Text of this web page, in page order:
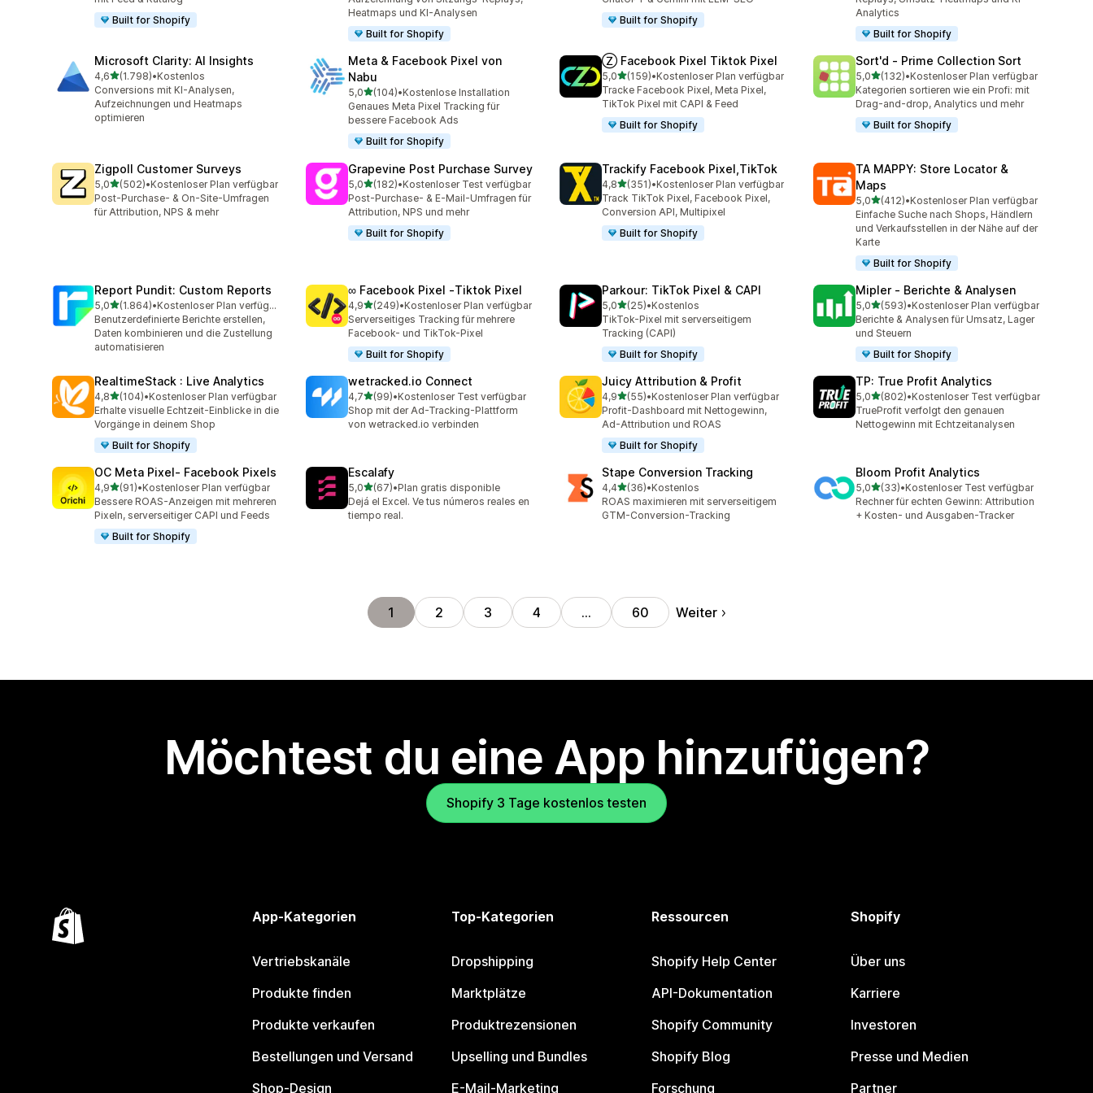
Built for Shopify
Heatmaps und KI-Analysen
Built for Shopify
Built for Shopify
Analytics
Built for Shopify
Microsoft Clarity: AI Insights
4,6von 5 Sternen
(1.798)
1798 Rezensionen insgesamt
•Kostenlos
Conversions mit KI-Analysen,
Aufzeichnungen und Heatmaps
optimieren
Meta & Facebook Pixel von
Nabu
5,0von 5 Sternen
(104)
104 Rezensionen insgesamt
•Kostenlose Installation
Genaues Meta Pixel Tracking für
bessere Facebook Ads
Built for Shopify
Ⓩ Facebook Pixel Tiktok Pixel
5,0von 5 Sternen
(159)
159 Rezensionen insgesamt
•Kostenloser Plan verfügbar
Tracke Facebook Pixel, Meta Pixel,
TikTok Pixel mit CAPI & Feed
Built for Shopify
Sort'd ‑ Prime Collection Sort
5,0von 5 Sternen
(132)
132 Rezensionen insgesamt
•Kostenloser Plan verfügbar
Kategorien sortieren wie ein Profi: mit
Drag-and-drop, Analytics und mehr
Built for Shopify
Zigpoll Customer Surveys
5,0von 5 Sternen
(502)
502 Rezensionen insgesamt
•Kostenloser Plan verfügbar
Post-Purchase- & On-Site-Umfragen
für Attribution, NPS & mehr
Grapevine Post Purchase Survey
5,0von 5 Sternen
(182)
182 Rezensionen insgesamt
•Kostenloser Test verfügbar
Post-Purchase- & E-Mail-Umfragen für
Attribution, NPS und mehr
Built for Shopify
Trackify Facebook Pixel,TikTok
4,8von 5 Sternen
(351)
351 Rezensionen insgesamt
•Kostenloser Plan verfügbar
Track TikTok Pixel, Facebook Pixel,
Conversion API, Multipixel
Built for Shopify
TA MAPPY: Store Locator &
Maps
5,0von 5 Sternen
(412)
412 Rezensionen insgesamt
•Kostenloser Plan verfügbar
Einfache Suche nach Shops, Händlern
und Verkaufsstellen in der Nähe auf der
Karte
Built for Shopify
Report Pundit: Custom Reports
5,0von 5 Sternen
(1.864)
1864 Rezensionen insgesamt
•
Kostenloser Plan verfügbar
Benutzerdefinierte Berichte erstellen,
Daten kombinieren und die Zustellung
automatisieren
∞ Facebook Pixel ‑Tiktok Pixel
4,9von 5 Sternen
(249)
249 Rezensionen insgesamt
•Kostenloser Plan verfügbar
Serverseitiges Tracking für mehrere
Facebook- und TikTok-Pixel
Built for Shopify
Parkour: TikTok Pixel & CAPI
5,0von 5 Sternen
(25)
25 Rezensionen insgesamt
•Kostenlos
TikTok-Pixel mit serverseitigem
Tracking (CAPI)
Built for Shopify
Mipler ‑ Berichte & Analysen
5,0von 5 Sternen
(593)
593 Rezensionen insgesamt
•Kostenloser Plan verfügbar
Berichte & Analysen für Umsatz, Lager
und Steuern
Built for Shopify
RealtimeStack : Live Analytics
4,8von 5 Sternen
(104)
104 Rezensionen insgesamt
•Kostenloser Plan verfügbar
Erhalte visuelle Echtzeit-Einblicke in die
Vorgänge in deinem Shop
Built for Shopify
wetracked.io Connect
4,7von 5 Sternen
(99)
99 Rezensionen insgesamt
•Kostenloser Test verfügbar
Shop mit der Ad-Tracking-Plattform
von wetracked.io verbinden
Juicy Attribution & Profit
4,9von 5 Sternen
(55)
55 Rezensionen insgesamt
•Kostenloser Plan verfügbar
Profit-Dashboard mit Nettogewinn,
Ad-Attribution und ROAS
Built for Shopify
TP: True Profit Analytics
5,0von 5 Sternen
(802)
802 Rezensionen insgesamt
•Kostenloser Test verfügbar
TrueProfit verfolgt den genauen
Nettogewinn mit Echtzeitanalysen
OC Meta Pixel‑ Facebook Pixels
4,9von 5 Sternen
(91)
91 Rezensionen insgesamt
•Kostenloser Plan verfügbar
Bessere ROAS-Anzeigen mit mehreren
Pixeln, serverseitiger CAPI und Feeds
Built for Shopify
Escalafy
5,0von 5 Sternen
(67)
67 Rezensionen insgesamt
•Plan gratis disponible
Dejá el Excel. Ve tus números reales en
tiempo real.
Stape Conversion Tracking
4,4von 5 Sternen
(36)
36 Rezensionen insgesamt
•Kostenlos
ROAS maximieren mit serverseitigem
GTM-Conversion-Tracking
Bloom Profit Analytics
5,0von 5 Sternen
(33)
33 Rezensionen insgesamt
•Kostenloser Test verfügbar
Rechner für echten Gewinn: Attribution
+ Kosten- und Ausgaben-Tracker
1 2 3 4 … 60 Weiter
Möchtest du eine App hinzufügen?
Shopify 3 Tage kostenlos testen
App-Kategorien
Vertriebskanäle
Produkte finden
Produkte verkaufen
Bestellungen und Versand
Shop-Design
Top-Kategorien
Dropshipping
Marktplätze
Produktrezensionen
Upselling und Bundles
E-Mail-Marketing
Ressourcen
Shopify Help Center
API-Dokumentation
Shopify Community
Shopify Blog
Forschung
Shopify
Über uns
Karriere
Investoren
Presse und Medien
Partner